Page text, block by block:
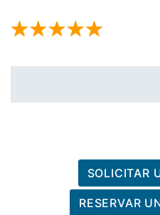
SOLICITAR
RESERVAR